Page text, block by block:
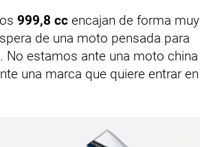
999,8 cc encajan de forma muy
de una moto pensada para
. No estamos ante una moto china
una marca que quiere entrar en